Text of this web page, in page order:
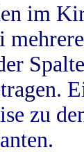
im
zu